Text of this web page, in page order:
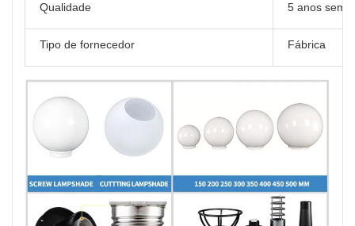
Qualidade 5 anos sem
Tipo de fornecedor Fábrica